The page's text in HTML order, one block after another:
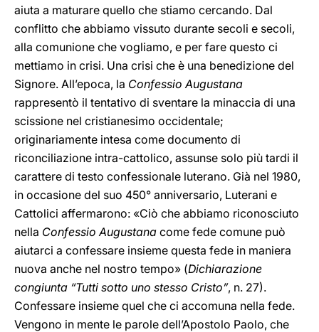
aiuta a maturare quello che stiamo cercando. Dal
conflitto che abbiamo vissuto durante secoli e secoli,
alla comunione che vogliamo, e per fare questo ci
mettiamo in crisi. Una crisi che è una benedizione del
Signore. All’epoca, la Confessio Augustana
rappresentò il tentativo di sventare la minaccia di una
scissione nel cristianesimo occidentale;
originariamente intesa come documento di
riconciliazione intra-cattolico, assunse solo più tardi il
carattere di testo confessionale luterano. Già nel 1980,
in occasione del suo 450° anniversario, Luterani e
Cattolici affermarono: «Ciò che abbiamo riconosciuto
nella Confessio Augustana come fede comune può
aiutarci a confessare insieme questa fede in maniera
nuova anche nel nostro tempo» (Dichiarazione
congiunta “Tutti sotto uno stesso Cristo”, n. 27).
Confessare insieme quel che ci accomuna nella fede.
Vengono in mente le parole dell’Apostolo Paolo, che